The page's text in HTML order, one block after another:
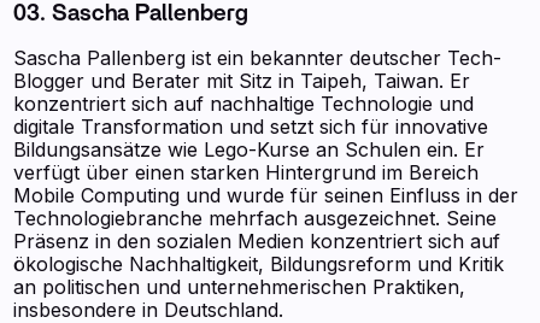
03. Sascha Pallenberg
Sascha Pallenberg ist ein bekannter deutscher Tech-
Blogger und Berater mit Sitz in Taipeh, Taiwan. Er
konzentriert sich auf nachhaltige Technologie und
digitale Transformation und setzt sich für innovative
Bildungsansätze wie Lego-Kurse an Schulen ein. Er
verfügt über einen starken Hintergrund im Bereich
Mobile Computing und wurde für seinen Einfluss in der
Technologiebranche mehrfach ausgezeichnet. Seine
Präsenz in den sozialen Medien konzentriert sich auf
ökologische Nachhaltigkeit, Bildungsreform und Kritik
an politischen und unternehmerischen Praktiken,
insbesondere in Deutschland.